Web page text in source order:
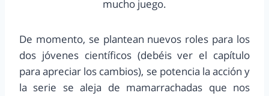
mucho juego.
De momento, se plantean nuevos roles para los
dos jóvenes científicos (debéis ver el capítulo
para apreciar los cambios), se potencia la acción y
la serie se aleja de mamarrachadas que nos